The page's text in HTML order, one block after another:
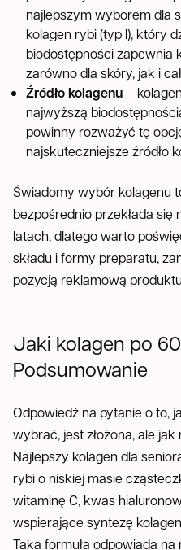
najlepszym wyborem dla
kolagen rybi (typ I), który
biodostępności zapewnia
zarówno dla skóry, jak i
Źródło kolagenu–
najwyższą
powinny rozważyć tę
najskuteczniejsze źródło
Świadomy wybór kolagenu
bezpośrednio przekłada
latach, dlatego warto
składu i formy preparatu,
pozycją reklamową
Jaki kolagen po
Podsumowanie
Odpowiedź na pytanie o to,
wybrać, jest złożona, ale
Najlepszy kolagen dla
rybi o niskiej masie
witaminę C, kwas
wspierające syntezę
Taka formuła odpowiada